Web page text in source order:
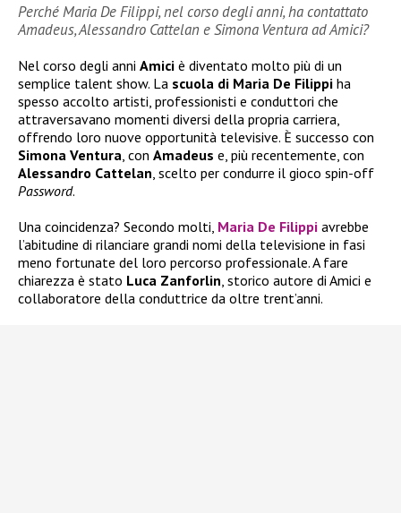
Perché Maria De Filippi, nel corso degli anni, ha contattato
Amadeus, Alessandro Cattelan e Simona Ventura ad Amici?
Nel corso degli anni Amici è diventato molto più di un
semplice talent show. La scuola di Maria De Filippi ha
spesso accolto artisti, professionisti e conduttori che
attraversavano momenti diversi della propria carriera,
offrendo loro nuove opportunità televisive. È successo con
Simona Ventura , con Amadeus e, più recentemente, con
Alessandro Cattelan , scelto per condurre il gioco spin-off
Password.
Una coincidenza? Secondo molti, Maria De Filippi avrebbe
l’abitudine di rilanciare grandi nomi della televisione in fasi
meno fortunate del loro percorso professionale. A fare
chiarezza è stato Luca Zanforlin , storico autore di Amici e
collaboratore della conduttrice da oltre trent’anni.